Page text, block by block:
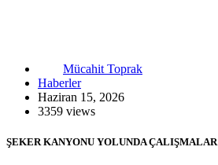
Mücahit Toprak
Haberler
Haziran 15, 2026
3359 views
ŞEKER KANYONU YOLUNDA